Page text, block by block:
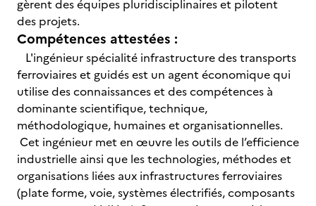
gèrent des équipes pluridisciplinaires et pilotent
des projets.
Compétences attestées :
L'ingénieur spécialité infrastructure des transports
ferroviaires et guidés est un agent économique qui
utilise des connaissances et des compétences à
dominante scientifique, technique,
méthodologique, humaines et organisationnelles.
Cet ingénieur met en œuvre les outils de l’efficience
industrielle ainsi que les technologies, méthodes et
organisations liées aux infrastructures ferroviaires
(plate forme, voie, systèmes électrifiés, composants